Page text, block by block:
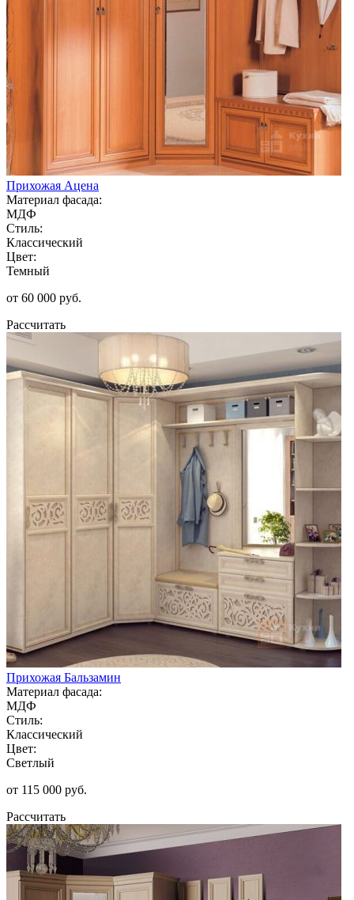
Прихожая Ацена
Материал фасада:
МДФ
Стиль:
Классический
Цвет:
Темный
от 60 000 руб.
Рассчитать
Прихожая Бальзамин
Материал фасада:
МДФ
Стиль:
Классический
Цвет:
Светлый
от 115 000 руб.
Рассчитать